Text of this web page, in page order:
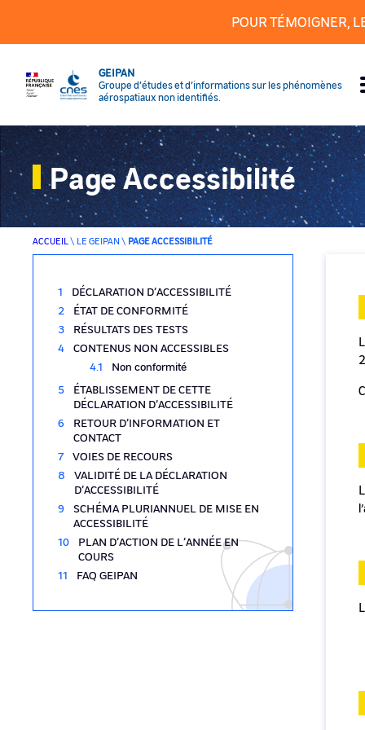
POUR TÉMOIGNER,
GEIPAN
Groupe d’études et d’informations sur les phénomènes
aérospatiaux non identifiés.
Page Accessibilité
ACCUEIL\ LE GEIPAN\ PAGE ACCESSIBILITÉ
DÉCLARATION D’ACCESSIBILITÉ
ÉTAT DE CONFORMITÉ
RÉSULTATS DES TESTS
CONTENUS NON ACCESSIBLES
Non conformité
ÉTABLISSEMENT DE CETTE
DÉCLARATION D’ACCESSIBILITÉ
RETOUR D’INFORMATION ET
CONTACT
VOIES DE RECOURS
VALIDITÉ DE LA DÉCLARATION
D’ACCESSIBILITÉ
SCHÉMA PLURIANNUEL DE MISE EN
ACCESSIBILITÉ
PLAN D’ACTION DE L’ANNÉE EN
COURS
FAQ GEIPAN